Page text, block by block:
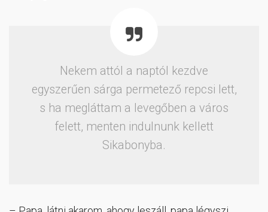
Nekem attól a naptól kezdve
egyszerűen sárga permetező repcsi lett,
s ha megláttam a levegőben a város
felett, menten indulnunk kellett
Sikabonyba.